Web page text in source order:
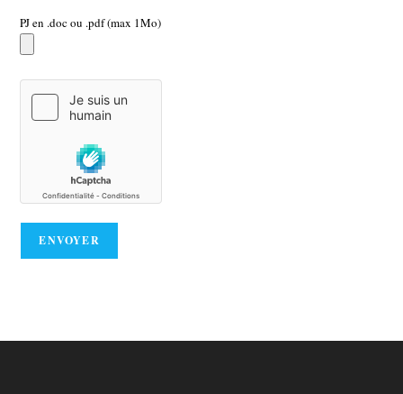
PJ en .doc ou .pdf (max 1Mo)